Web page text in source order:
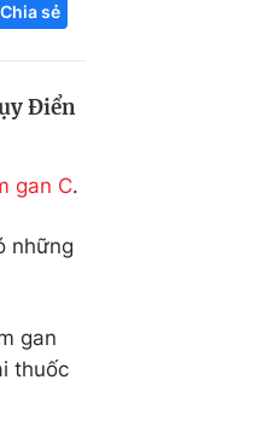
nghệ tương lai
Chia sẻ
Điển
gan C.
những
gan
thuốc